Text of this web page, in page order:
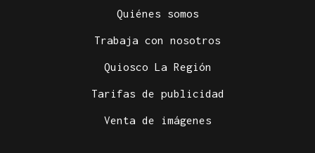
Quiénes somos
Trabaja con nosotros
Quiosco La Región
Tarifas de publicidad
Venta de imágenes